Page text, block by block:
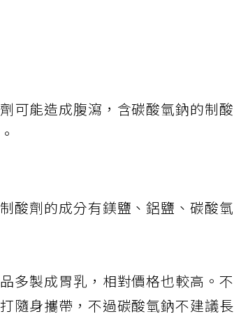
可能造成腹瀉，含碳酸氫鈉的制酸
酸劑的成分有鎂鹽、鋁鹽、碳酸氫
多製成胃乳，相對價格也較高。不
隨身攜帶，不過碳酸氫鈉不建議長